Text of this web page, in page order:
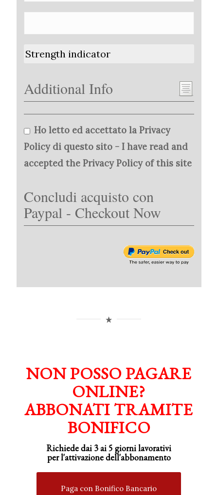
Strength indicator
Additional Info
Ho letto ed accettato la Privacy
Policy di questo sito - I have read and
accepted the Privacy Policy of this site
Concludi acquisto con
Paypal - Checkout Now
NON POSSO PAGARE
ONLINE?
ABBONATI TRAMITE
BONIFICO
Richiede dai 3 ai 5 giorni lavorativi
perl'attivazionedell'abbonamento
Paga con Bonifico Bancario